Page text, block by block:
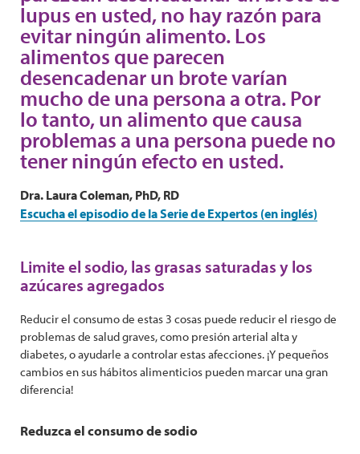
lupus en usted, no hay razón para
evitar ningún alimento. Los
alimentos que parecen
desencadenar un brote varían
mucho de una persona a otra. Por
lo tanto, un alimento que causa
problemas a una persona puede no
tener ningún efecto en usted.
Dra. Laura Coleman, PhD, RD
Escucha el episodio de la Serie de Expertos (en inglés)
Limite el sodio, las grasas saturadas y los
azúcares agregados
Reducir el consumo de estas 3 cosas puede reducir el riesgo de
problemas de salud graves, como presión arterial alta y
diabetes, o ayudarle a controlar estas afecciones. ¡Y pequeños
cambios en sus hábitos alimenticios pueden marcar una gran
diferencia!
Reduzca el consumo de sodio